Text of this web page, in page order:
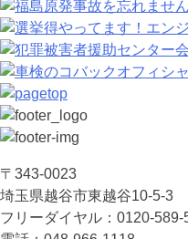
〒343-0023
埼⽟県越⾕市東越⾕10-5-3
フリーダイヤル：0120-589-